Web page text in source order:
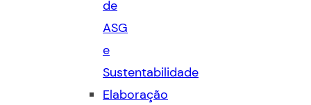
de
ASG
e
Sustentabilidade
Elaboração